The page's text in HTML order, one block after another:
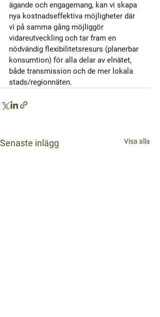
ägande och engagemang, kan vi skapa
nya kostnadseffektiva möjligheter där
vi på samma gång möjliggör
vidareutveckling och tar fram en
nödvändig flexibilitetsresurs (planerbar
konsumtion) för alla delar av elnätet,
både transmission och de mer lokala
stads/regionnäten.
Senaste inlägg Visa alla